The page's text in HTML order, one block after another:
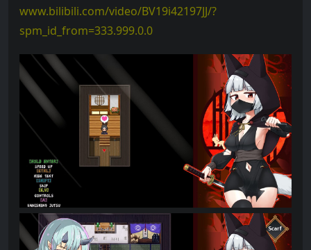
www.bilibili.com/video/BV19i42197JJ/?
spm_id_from=333.999.0.0